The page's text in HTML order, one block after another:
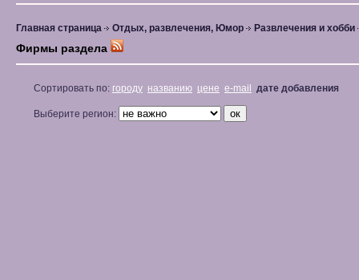
Главная страница Отдых, развлечения, Юмор Развлечения и хобби
Фирмы раздела
Сортировать по: городу названию цене e-mail дате добавления
Выберите регион: